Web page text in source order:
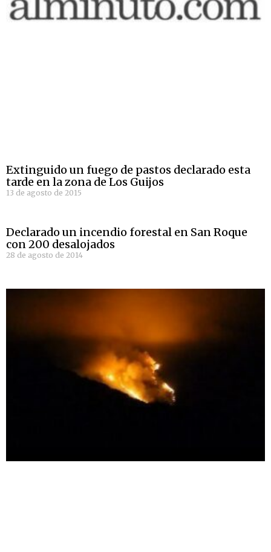
Extinguido un fuego de pastos declarado esta
tarde en la zona de Los Guijos
13 de agosto de 2015
Declarado un incendio forestal en San Roque
con 200 desalojados
28 de agosto de 2014